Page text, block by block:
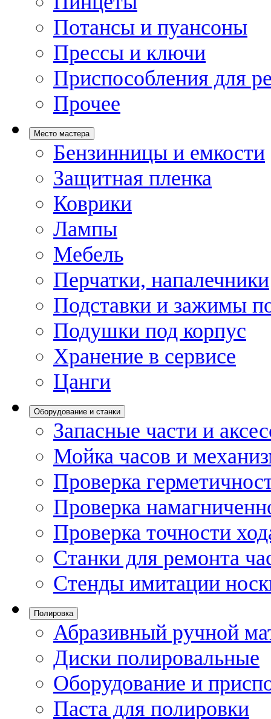
Потансы и пуансоны
Прессы и ключи
Приспособления для
Прочее
Место мастера
Бензинницы и емкости
Защитная пленка
Коврики
Лампы
Мебель
Перчатки, напалечники
Подставки и зажимы
Подушки под корпус
Хранение в сервисе
Цанги
Оборудование и станки
Запасные части и
Мойка часов и
Проверка
Проверка
Проверка точности
Станки для ремонта
Стенды имитации
Полировка
Абразивный ручной
Диски полировальные
Оборудование и
Паста для полировки